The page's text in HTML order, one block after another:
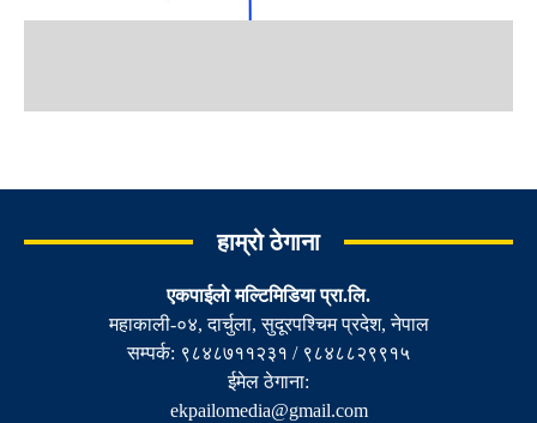
हाम्रो ठेगाना
एकपाईलाे मल्टिमिडिया प्रा.लि.
महाकाली-०४, दार्चुला, सुदूरपश्चिम प्रदेश, नेपाल
सम्पर्क: ९८४८७११२३१ / ९८४८८२९९१५
ईमेल ठेगाना:
ekpailomedia@gmail.com